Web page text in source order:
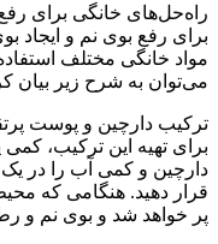
راه‌حل‌های خانگی برای
برای رفع بوی نم و ایجاد
مواد خانگی مختلف
می‌توان به شرح زیر بیان
ترکیب دارچین و پوست
برای تهیه این ترکیب،
دارچین و کمی آب را در
قرار دهید. هنگامی که
پر خواهد شد و بوی نم و